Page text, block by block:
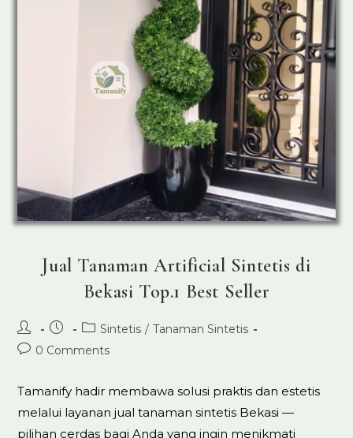
Jual Tanaman Artificial Sintetis di
Bekasi Top.1 Best Seller
Post
author:
Post
published:
Post
category:
Sintetis / Tanaman Sintetis
Post0 Comments
Tamanify hadir membawa solusi praktis dan estetis
melalui layanan jual tanaman sintetis Bekasi —
pilihan cerdas bagi Anda yang ingin menikmati